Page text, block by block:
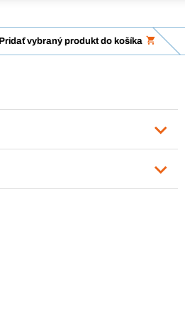
Pridať vybraný produkt do košíka